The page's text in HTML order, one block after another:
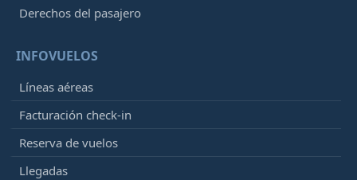
Derechos del pasajero
INFOVUELOS
Líneas aéreas
Facturación check-in
Reserva de vuelos
Llegadas